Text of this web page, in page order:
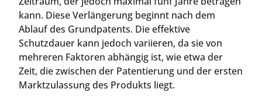
kann. Diese Verlängerung beginnt nach dem
Ablauf des Grundpatents. Die effektive
Schutzdauer kann jedoch variieren, da sie von
mehreren Faktoren abhängig ist, wie etwa der
Zeit, die zwischen der Patentierung und der ersten
Marktzulassung des Produkts liegt.